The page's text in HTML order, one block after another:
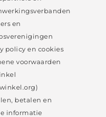
en
policy en cookies
voorwaarden
betalen en
informatie